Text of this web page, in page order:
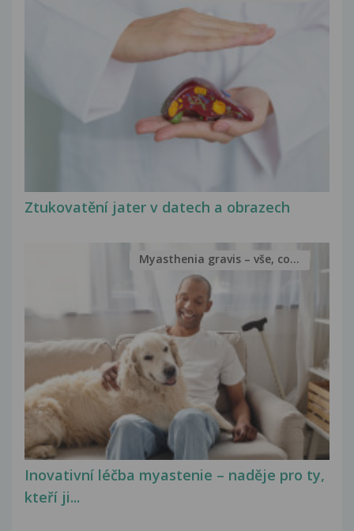
Ztukovatění jater v datech a obrazech
Inovativní léčba myastenie – naděje pro ty,
kteří ji...
Myasthenia gravis – vše, co...